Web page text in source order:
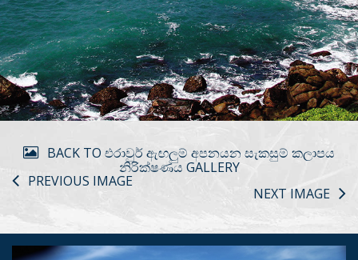
PREVIOUS IMAGE
BACK TO එරාවුර් ඇඟලුම් අපනයන සැකසුම් කලාපය
නිරික්ෂණය GALLERY
NEXT IMAGE